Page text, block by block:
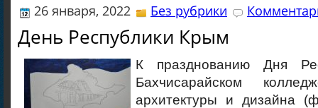
26 января, 2022 Без рубрики
День Республики Крым
К празднованию Дня
Бахчисарайском
архитектуры и дизайна